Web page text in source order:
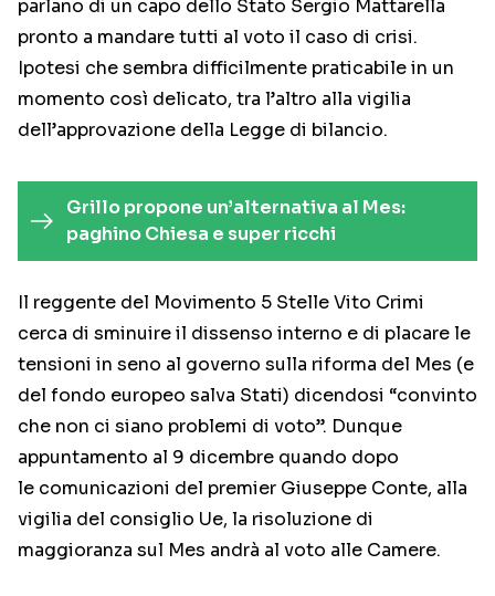
parlano di un capo dello Stato Sergio Mattarella
pronto a mandare tutti al voto il caso di crisi.
Ipotesi che sembra difficilmente praticabile in un
momento così delicato, tra l’altro alla vigilia
dell’approvazione della Legge di bilancio.
Grillo propone un’alternativa al Mes:
paghino Chiesa e super ricchi
Il reggente del Movimento 5 Stelle Vito Crimi
cerca di sminuire il dissenso interno e di placare le
tensioni in seno al governo sulla riforma del Mes (e
del fondo europeo salva Stati) dicendosi “convinto
che non ci siano problemi di voto”. Dunque
appuntamento al 9 dicembre quando dopo
le comunicazioni del premier Giuseppe Conte, alla
vigilia del consiglio Ue, la risoluzione di
maggioranza sul Mes andrà al voto alle Camere.